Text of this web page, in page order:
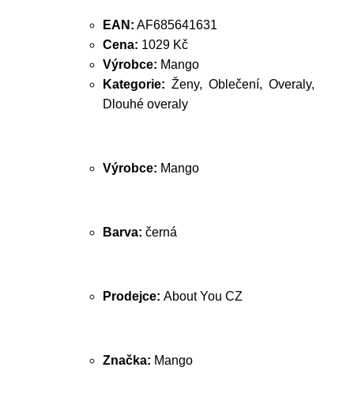
EAN: AF685641631
Cena: 1029 Kč
Výrobce: Mango
Kategorie: Ženy, Oblečení, Overaly,
Dlouhé overaly
Výrobce: Mango
Barva: černá
Prodejce: About You CZ
Značka: Mango